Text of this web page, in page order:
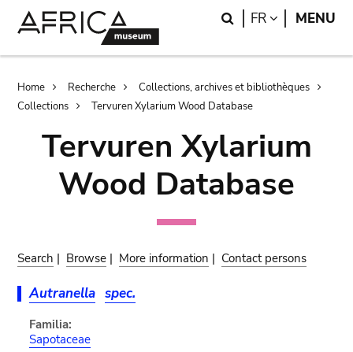
Search
FR LANGUAGE
MENU
Breadcrumb
Home Recherche
Collections, archives et bibliothèques
Collections
Tervuren Xylarium Wood Database
Tervuren Xylarium
Wood Database
Search | Browse | More information | Contact persons
Autranella spec.
Familia:
Sapotaceae